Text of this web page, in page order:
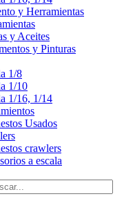
y Herramientas
y Aceites
y Pinturas
1/8
1/10
1/16, 1/14
Usados
crawlers
a escala